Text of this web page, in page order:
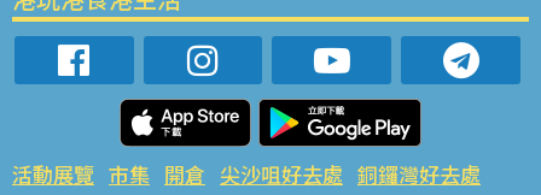
活動展覽 市集 開倉 尖沙咀好去處 銅鑼灣好去處